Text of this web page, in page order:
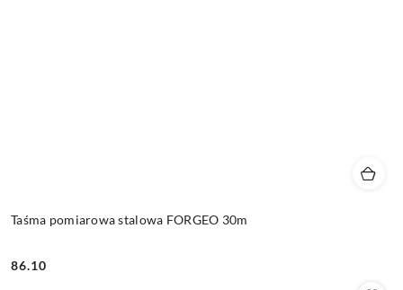
Taśma pomiarowa stalowa FORGEO 30m
Cena:
86.10